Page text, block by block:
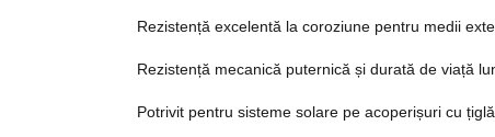
Rezistență excelentă la coroziune pentru medii
Rezistență mecanică puternică și durată de viață
Potrivit pentru sisteme solare pe acoperișuri cu țiglă